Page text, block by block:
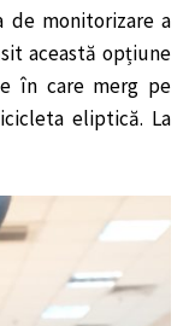
de monitorizare a
această opțiune
în care merg pe
eliptică. La